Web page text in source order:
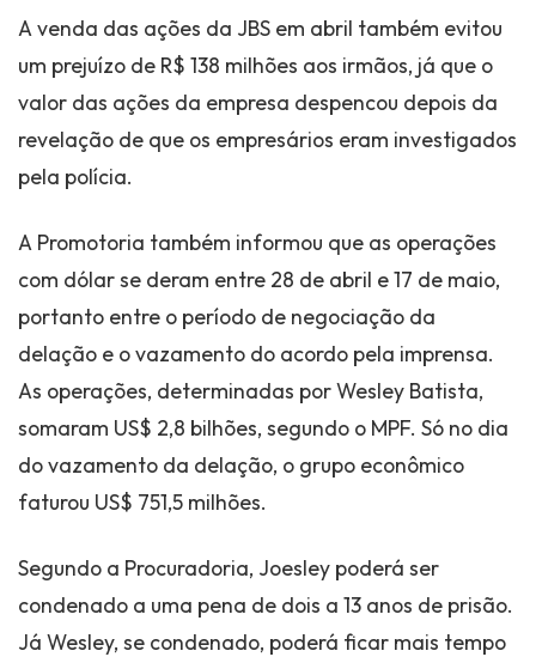
A venda das ações da JBS em abril também evitou
um prejuízo de R$ 138 milhões aos irmãos, já que o
valor das ações da empresa despencou depois da
revelação de que os empresários eram investigados
pela polícia.
A Promotoria também informou que as operações
com dólar se deram entre 28 de abril e 17 de maio,
portanto entre o período de negociação da
delação e o vazamento do acordo pela imprensa.
As operações, determinadas por Wesley Batista,
somaram US$ 2,8 bilhões, segundo o MPF. Só no dia
do vazamento da delação, o grupo econômico
faturou US$ 751,5 milhões.
Segundo a Procuradoria, Joesley poderá ser
condenado a uma pena de dois a 13 anos de prisão.
Já Wesley, se condenado, poderá ficar mais tempo